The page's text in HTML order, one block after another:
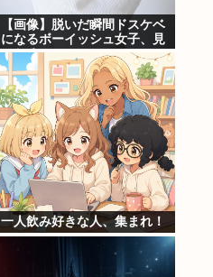
【画像】脱いだ瞬間ドスケベ
になるボーイッシュ女子、見
つかるwww
一人飲み好きな人、集まれ！